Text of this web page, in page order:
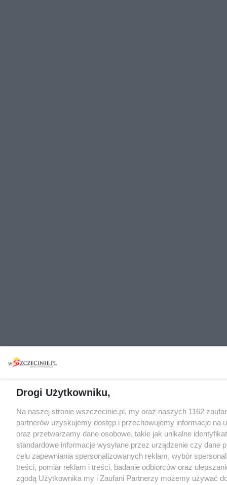
Drogi Użytkowniku,
Na naszej stronie wszczecinie.pl, my oraz naszych 1162
partnerów uzyskujemy dostęp i przechowujemy informacje na
oraz przetwarzamy dane osobowe, takie jak unikalne
standardowe informacje wysyłane przez urządzenie czy dane
celu zapewniania spersonalizowanych reklam, wybór
treści, pomiar reklam i treści, badanie odbiorców oraz
zgodą Użytkownika my i Zaufani Partnerzy możemy używać